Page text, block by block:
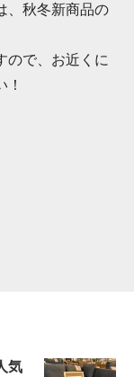
、秋冬新商品の
ので、お近くに
気